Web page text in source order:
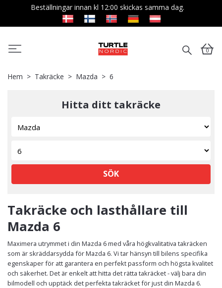
Beställningar innan kl 12:00 skickas samma dag.
0
Hem Takräcke Mazda 6
Hitta ditt takräcke
SÖK
Takräcke och lasthållare till
Mazda 6
Maximera utrymmet i din Mazda 6 med våra högkvalitativa takräcken
som är skräddarsydda för Mazda 6. Vi tar hänsyn till bilens specifika
egenskaper för att garantera en perfekt passform och högsta kvalitet
och säkerhet. Det är enkelt att hitta det rätta takräcket - välj bara din
bilmodell och upptäck det perfekta takräcket för just din Mazda 6.